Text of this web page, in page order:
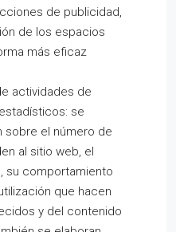
de publicidad,
de los espacios
más eficaz
actividades de
se
sobre el número de
al sitio web, el
su comportamiento
que hacen
y del contenido